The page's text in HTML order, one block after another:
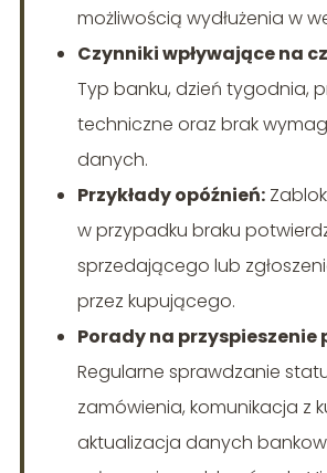
możliwością wydłużenia w
Czynniki wpływające na
Typ banku, dzień tygodnia,
techniczne oraz brak
danych.
Przykłady opóźnień:
w przypadku braku
sprzedającego lub
przez kupującego.
Porady na przyspieszenie
Regularne sprawdzanie
zamówienia, komunikacja z
aktualizacja danych